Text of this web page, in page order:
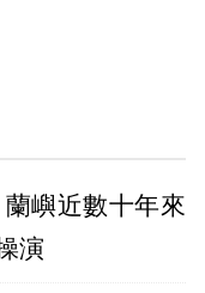
嶼近數十年來
演